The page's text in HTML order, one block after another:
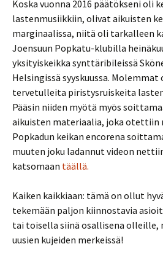
Koska vuonna 2016 päätökseni oli
lastenmusiikkiin, olivat aikuisten
marginaalissa, niitä oli tarkalleen
Joensuun Popkatu-klubilla
yksityiskeikka synttäribileissä
Helsingissä syyskuussa.
tervetulleita piristysruiskeita
Pääsin niiden myötä myös
aikuisten materiaalia, joka otettiin
Popkadun keikan encorena
muuten joku ladannut videon
katsomaan täällä.
Kaiken kaikkiaan: tämä on ollut
tekemään paljon kiinnostavia
tai toisella siinä osallisena olleille,
uusien kujeiden merkeissä!